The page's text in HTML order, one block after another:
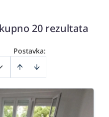
20 rezultata
Postavka: